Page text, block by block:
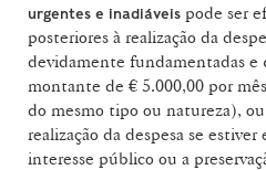
urgentes e inadiáveis pode ser
posteriores à realização da
devidamente fundamentadas e
montante de € 5.000,00 por
do mesmo tipo ou natureza),
realização da despesa se
interesse público ou a